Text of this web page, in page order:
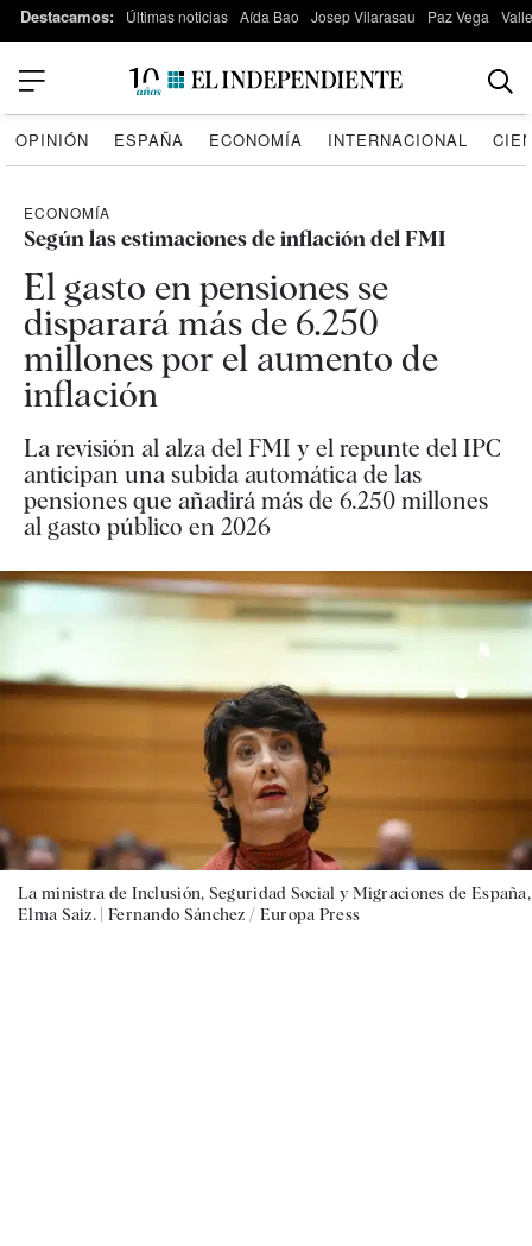
Destacamos: Últimas noticias Aída Bao Josep Vilarasau Paz Vega
OPINIÓN ESPAÑA ECONOMÍA INTERNACIONAL
ECONOMÍA
Según las estimaciones de inflación del FMI
El gasto en pensiones se
disparará más de 6.250
millones por el aumento de
inflación
La revisión al alza del FMI y el repunte del IPC
anticipan una subida automática de las
pensiones que añadirá más de 6.250 millones
al gasto público en 2026
La ministra de Inclusión, Seguridad Social y Migraciones de España,
Elma Saiz. | Fernando Sánchez / Europa Press